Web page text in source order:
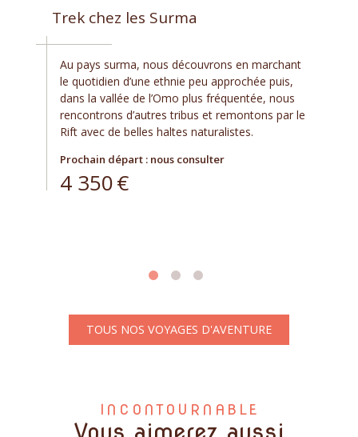
Trek chez les Surma
Au pays surma, nous découvrons en marchant
le quotidien d’une ethnie peu approchée puis,
dans la vallée de l’Omo plus fréquentée, nous
rencontrons d’autres tribus et remontons par le
Rift avec de belles haltes naturalistes.
Prochain départ : nous consulter
4 350€
TOUS NOS VOYAGES D'AVENTURE
INCONTOURNABLE